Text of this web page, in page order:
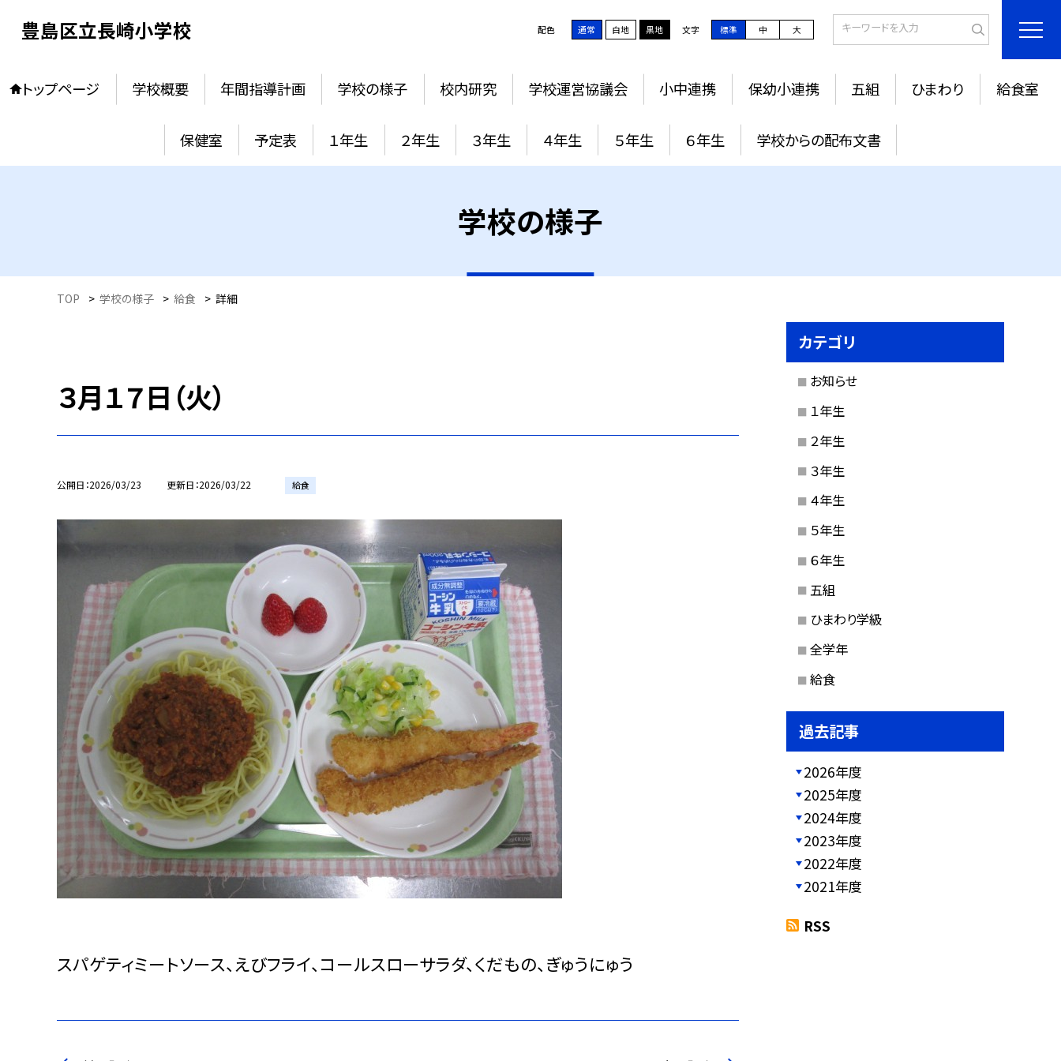
豊島区立長崎小学校 配色 通常 白地 黒地 文字 標準 中 大
トップページ 学校概要 年間指導計画 学校の様子 校内研究 学校運営協議会 小中連携 保幼小連携 五組 ひまわり 給食室
保健室 予定表 １年生 ２年生 ３年生 ４年生 ５年生 ６年生 学校からの配布文書
学校の様子
TOP > 学校の様子 > 給食 > 詳細
３月１７日（火）
公開日 2026/03/23 更新日 2026/03/22 給食
スパゲティミートソース、えびフライ、コールスローサラダ、くだもの、ぎゅうにゅう
カテゴリ
お知らせ
１年生
２年生
３年生
４年生
５年生
６年生
五組
ひまわり学級
全学年
給食
過去記事
2026年度
2025年度
2024年度
2023年度
2022年度
2021年度
RSS